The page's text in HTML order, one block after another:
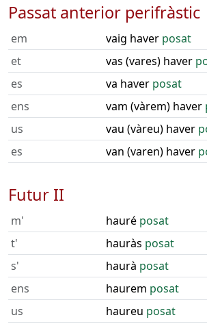
Passat anterior perifràstic
em vaig haver posat
et
vas (vares) haver
es
va haver posat
ens
vam (vàrem) haver
us
vau (vàreu) haver
es
van (varen) haver
Futur II
m' hauré posat
t'
hauràs posat
s'
haurà posat
ens
haurem posat
us
haureu posat